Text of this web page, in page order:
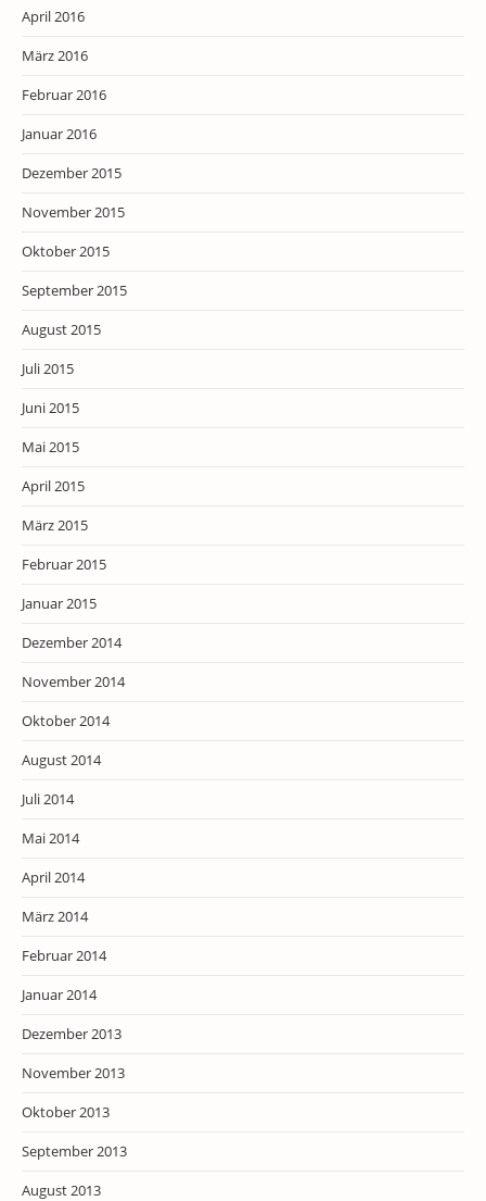
April 2016
März 2016
Februar 2016
Januar 2016
Dezember 2015
November 2015
Oktober 2015
September 2015
August 2015
Juli 2015
Juni 2015
Mai 2015
April 2015
März 2015
Februar 2015
Januar 2015
Dezember 2014
November 2014
Oktober 2014
August 2014
Juli 2014
Mai 2014
April 2014
März 2014
Februar 2014
Januar 2014
Dezember 2013
November 2013
Oktober 2013
September 2013
August 2013